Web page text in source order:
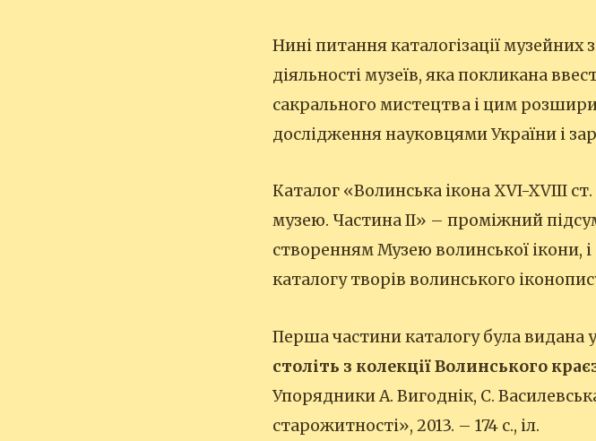
Нині питання каталогізації
діяльності музеїв, яка покликана
сакрального мистецтва і цим
дослідження науковцями України і
Каталог «Волинська ікона XVI-XVIII
музею. Частина ІІ» – проміжний
створенням Музею волинської ікони,
каталогу творів волинського
Перша частини каталогу була видана у
століть з колекції Волинського
Упорядники А. Вигоднік, С.
старожитності», 2013. – 174 с., іл.